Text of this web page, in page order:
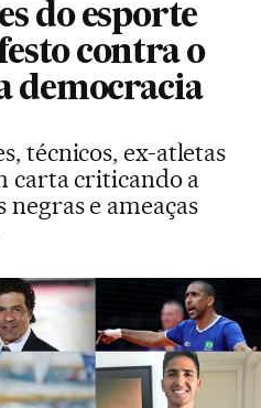
do esporte
contra o
democracia
técnicos, ex-atletas
carta criticando a
negras e ameaças